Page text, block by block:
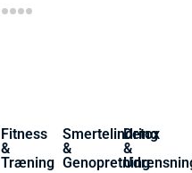
Fitness
&
Træning
Smertelindring
&
Genopretning
Detox
&